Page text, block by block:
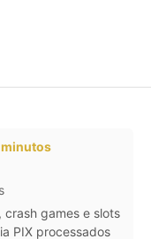
minutos
crash games e slots
PIX processados